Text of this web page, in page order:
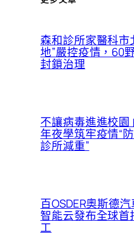
森和診所家醫科市
地”嚴控疫情，60
封鎖治理
不讓病毒進進校園
年夜學筑牢疫情“
診所減重”
百OSDER奧斯德
智能云發布全球首
工